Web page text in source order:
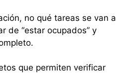
no qué tareas se van a
de “estar ocupados” y
que permiten verificar